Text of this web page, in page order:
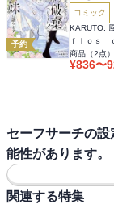
予約
る妹に
コミック
KARUTO,
ｆｌｏｓ
商品（2点）
¥836〜
セーフサーチの
能性があります。
関連する特集